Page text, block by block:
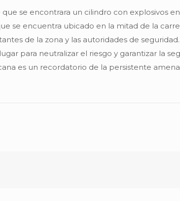
se encontrara un cilindro con explosivos
se encuentra ubicado en la mitad de la
de la zona y las autoridades de
para neutralizar el riesgo y garantizar la
es un recordatorio de la persistente